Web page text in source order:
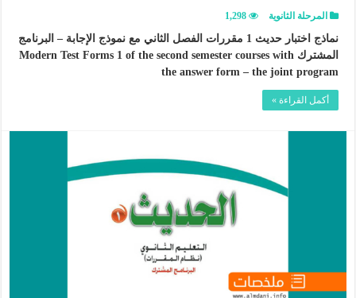
المرحلة الثانوية 1,298
نماذج اختبار حديث 1 مقررات الفصل الثاني مع نموذج الإجابة – البرنامج
المشترك Modern Test Forms 1 of the second semester courses with
the answer form – the joint program
أكمل القراءة »